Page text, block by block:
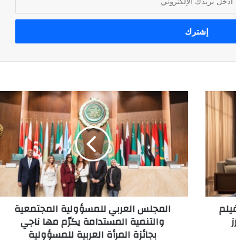
المجلس
العربي
للمسؤولية
المجتمعية
والتنمية
المستدامة
يكرّم
مها
ناجي
بجائزةالمجلس العربي للمسؤولية المجتمعية
والتنمية المستدامة يكرّم مها ناجي
بجائزة المرأة العربية للمسؤولية